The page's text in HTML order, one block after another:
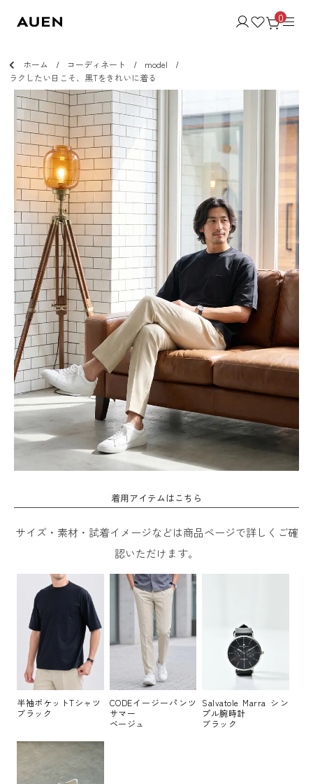
0
ホーム コーディネート
model
ラクしたい日こそ、黒Tをきれいに着る
着用アイテムはこちら
サイズ・素材・試着イメージなどは商品ページで詳しくご確
認いただけます。
半袖ポケットTシャツ
ブラック
CODEイージーパンツ
サマー
ベージュ
Salvatole Marra シン
プル腕時計
ブラック